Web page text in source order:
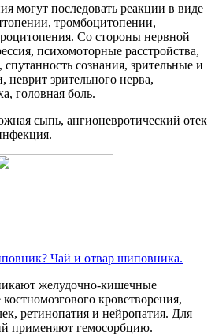
могут последовать реакции в виде
тромбоцитопении,
Со стороны нервной
психомоторные расстройства,
сознания, зрительные и
зрительного нерва,
головная боль.
сыпь, ангионевротический отек
Чай и отвар шиповника.
желудочно-кишечные
кроветворения,
ретинопатия и нейропатия. Для
применяют гемосорбцию.